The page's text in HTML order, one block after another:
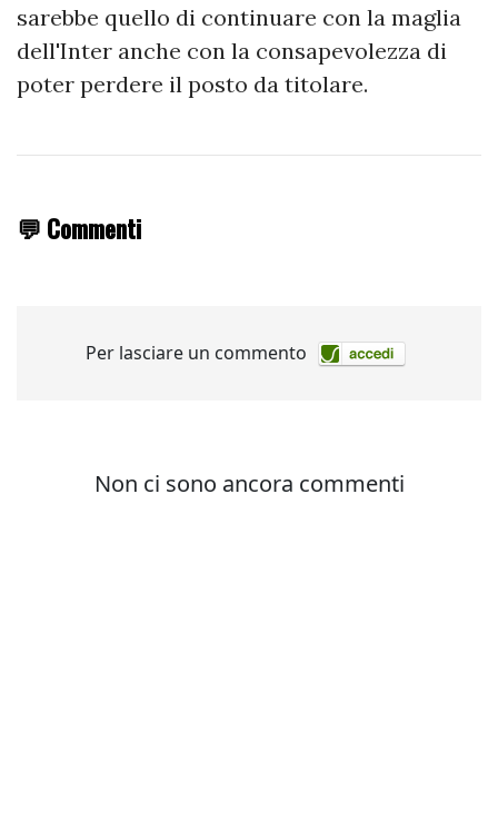
sarebbe quello di continuare con la maglia
dell'Inter anche con la consapevolezza di
poter perdere il posto da titolare.
💬 Commenti